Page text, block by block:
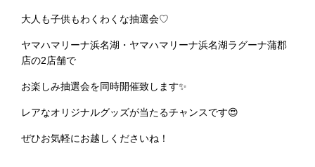
大人も子供もわくわくな抽選会♡
ヤマハマリーナ浜名湖・ヤマハマリーナ浜名湖ラグーナ蒲郡
店の2店舗で
お楽しみ抽選会を同時開催致します✨
レアなオリジナルグッズが当たるチャンスです😍
ぜひお気軽にお越しくださいね！